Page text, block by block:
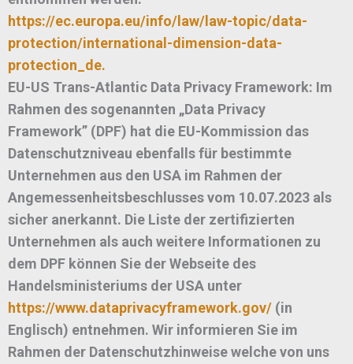
https://ec.europa.eu/info/law/law-topic/data-
protection/international-dimension-data-
protection_de.
EU-US Trans-Atlantic Data Privacy Framework: Im
Rahmen des sogenannten „Data Privacy
Framework” (DPF) hat die EU-Kommission das
Datenschutzniveau ebenfalls für bestimmte
Unternehmen aus den USA im Rahmen der
Angemessenheitsbeschlusses vom 10.07.2023 als
sicher anerkannt. Die Liste der zertifizierten
Unternehmen als auch weitere Informationen zu
dem DPF können Sie der Webseite des
Handelsministeriums der USA unter
https://www.dataprivacyframework.gov/ (in
Englisch) entnehmen. Wir informieren Sie im
Rahmen der Datenschutzhinweise welche von uns